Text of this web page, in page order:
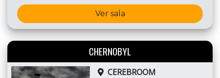
Ver sala
CHERNOBYL
CEREBROOM